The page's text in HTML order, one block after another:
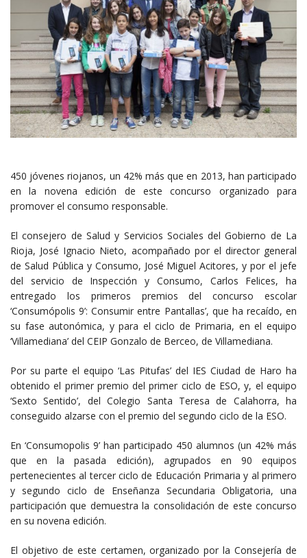
450 jóvenes riojanos, un 42% más que en 2013, han participado
en la novena edición de este concurso organizado para
promover el consumo responsable.
El consejero de Salud y Servicios Sociales del Gobierno de La
Rioja, José Ignacio Nieto, acompañado por el director general
de Salud Pública y Consumo, José Miguel Acitores, y por el jefe
del servicio de Inspección y Consumo, Carlos Felices, ha
entregado los primeros premios del concurso escolar
‘Consumópolis 9’: Consumir entre Pantallas’, que ha recaído, en
su fase autonómica, y para el ciclo de Primaria, en el equipo
‘Villamediana’ del CEIP Gonzalo de Berceo, de Villamediana.
Por su parte el equipo ‘Las Pitufas’ del IES Ciudad de Haro ha
obtenido el primer premio del primer ciclo de ESO, y, el equipo
‘Sexto Sentido’, del Colegio Santa Teresa de Calahorra, ha
conseguido alzarse con el premio del segundo ciclo de la ESO.
En ‘Consumopolis 9’ han participado 450 alumnos (un 42% más
que en la pasada edición), agrupados en 90 equipos
pertenecientes al tercer ciclo de Educación Primaria y al primero
y segundo ciclo de Enseñanza Secundaria Obligatoria, una
participación que demuestra la consolidación de este concurso
en su novena edición.
El objetivo de este certamen, organizado por la Consejería de